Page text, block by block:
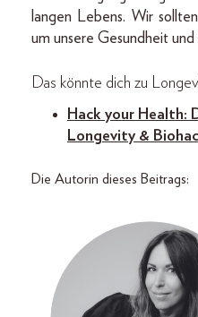
langen Lebens. Wir
um unsere Gesundheit
Das könnte dich zu
Hack your Health:
Longevity &
Die Autorin dieses Beitrags: